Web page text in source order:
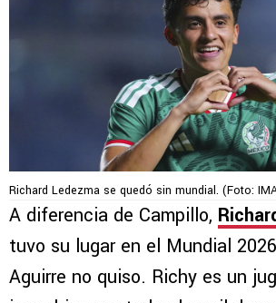
Richard Ledezma se quedó sin mundial. (Foto:
A diferencia de Campillo,
tuvo su lugar en el Mundial
Aguirre no quiso. Richy es un